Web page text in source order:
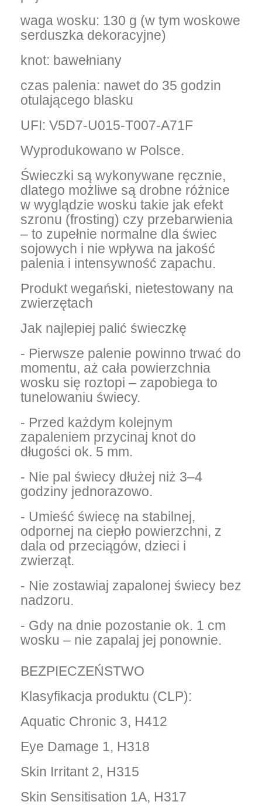
waga wosku: 130 g (w tym woskowe
serduszka dekoracyjne)
knot: bawełniany
czas palenia: nawet do 35 godzin
otulającego blasku
UFI: V5D7-U015-T007-A71F
Wyprodukowano w Polsce.
Świeczki są wykonywane ręcznie,
dlatego możliwe są drobne różnice
w wyglądzie wosku takie jak efekt
szronu (frosting) czy przebarwienia
– to zupełnie normalne dla świec
sojowych i nie wpływa na jakość
palenia i intensywność zapachu.
Produkt wegański, nietestowany na
zwierzętach
Jak najlepiej palić świeczkę
- Pierwsze palenie powinno trwać do
momentu, aż cała powierzchnia
wosku się roztopi – zapobiega to
tunelowaniu świecy.
- Przed każdym kolejnym
zapaleniem przycinaj knot do
długości ok. 5 mm.
- Nie pal świecy dłużej niż 3–4
godziny jednorazowo.
- Umieść świecę na stabilnej,
odpornej na ciepło powierzchni, z
dala od przeciągów, dzieci i
zwierząt.
- Nie zostawiaj zapalonej świecy bez
nadzoru.
- Gdy na dnie pozostanie ok. 1 cm
wosku – nie zapalaj jej ponownie.
BEZPIECZEŃSTWO
Klasyfikacja produktu (CLP):
Aquatic Chronic 3, H412
Eye Damage 1, H318
Skin Irritant 2, H315
Skin Sensitisation 1A, H317